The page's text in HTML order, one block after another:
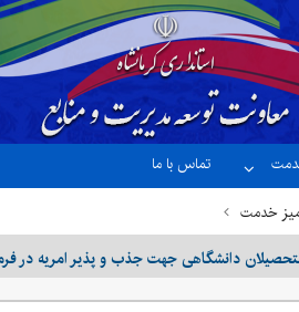
تماس با ما
میز خدمت
ها و بخشداری های محروم کشور
دانشگاهی جهت جذب و پذیر امریه در